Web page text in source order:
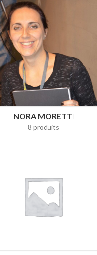
NORA MORETTI
8 produits